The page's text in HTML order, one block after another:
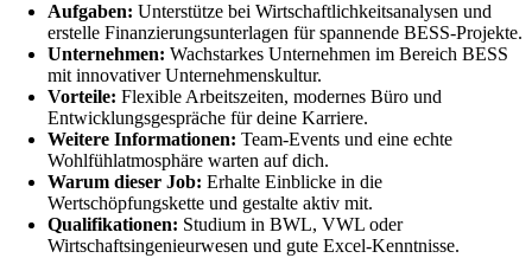
Aufgaben: Unterstütze bei Wirtschaftlichkeitsanalysen und
erstelle Finanzierungsunterlagen für spannende BESS-Projekte.
Unternehmen: Wachstarkes Unternehmen im Bereich BESS
mit innovativer Unternehmenskultur.
Vorteile: Flexible Arbeitszeiten, modernes Büro und
Entwicklungsgespräche für deine Karriere.
Weitere Informationen: Team-Events und eine echte
Wohlfühlatmosphäre warten auf dich.
Warum dieser Job: Erhalte Einblicke in die
Wertschöpfungskette und gestalte aktiv mit.
Qualifikationen: Studium in BWL, VWL oder
Wirtschaftsingenieurwesen und gute Excel-Kenntnisse.